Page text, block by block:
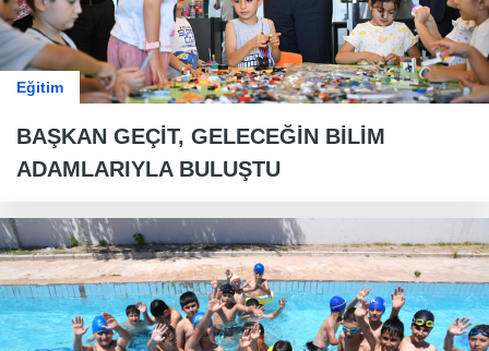
Eğitim
BAŞKAN GEÇİT, GELECEĞİN BİLİM
ADAMLARIYLA BULUŞTU